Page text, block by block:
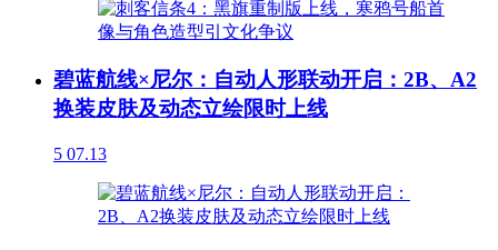
碧蓝航线×尼尔：自动人形联动开启：2B、A2
换装皮肤及动态立绘限时上线
5 07.13